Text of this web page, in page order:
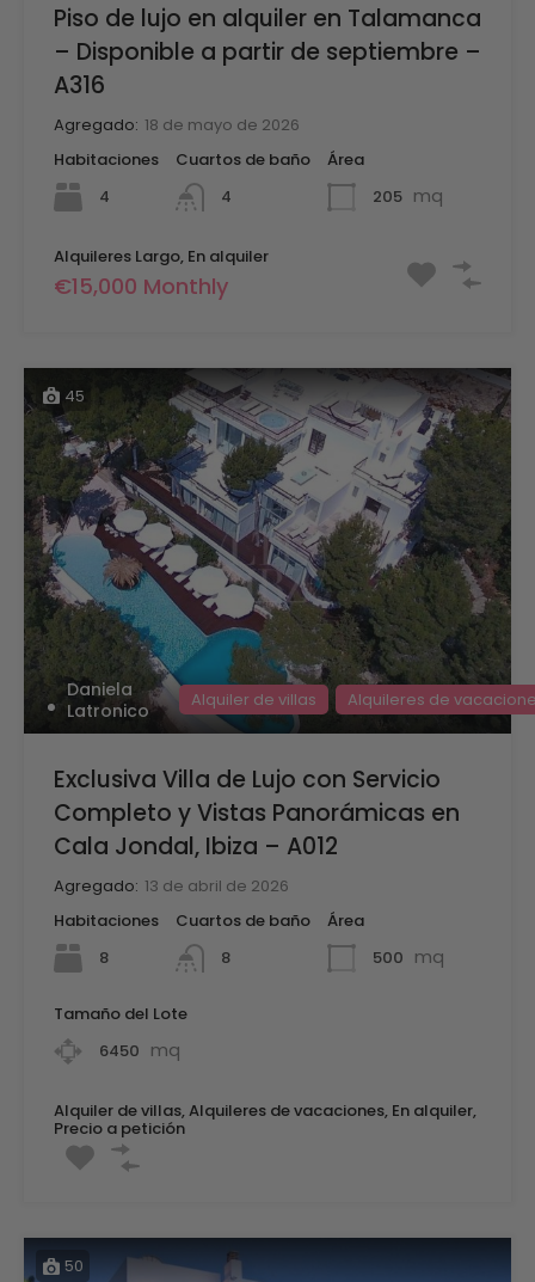
Piso de lujo en alquiler en Talamanca
– Disponible a partir de septiembre –
A316
Agregado: 18 de mayo de 2026
Habitaciones
4
Cuartos de baño
4
Área
205 mq
Alquileres Largo, En alquiler
€15,000 Monthly
45
Daniela
Latronico
Alquiler de villas Alquileres de
Exclusiva Villa de Lujo con Servicio
Completo y Vistas Panorámicas en
Cala Jondal, Ibiza – A012
Agregado: 13 de abril de 2026
Habitaciones
8
Cuartos de baño
8
Área
500 mq
Tamaño del Lote
6450 mq
Alquiler de villas, Alquileres de vacaciones, En alquiler,
Precio a petición
50